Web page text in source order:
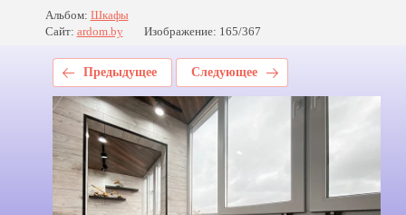
Альбом: Шкафы
Сайт: ardom.by Изображение: 165/367
Предыдущее Следующее